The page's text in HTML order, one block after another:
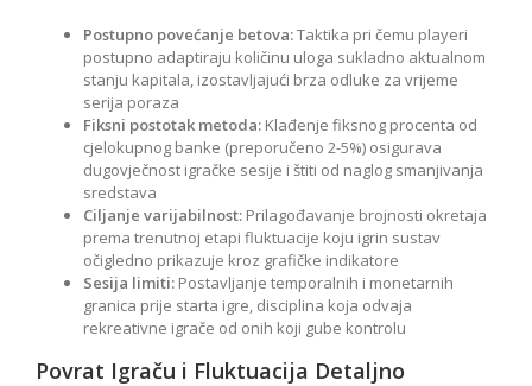
Postupno povećanje betova:Taktika pri čemu playeri
postupno adaptiraju količinu uloga sukladno aktualnom
stanju kapitala, izostavljajući brza odluke za vrijeme
serija poraza
Fiksni postotak metoda: Klađenje fiksnog procenta od
cjelokupnog banke (preporučeno 2-5%) osigurava
dugovječnost igračke sesije i štiti od naglog smanjivanja
sredstava
Ciljanje varijabilnost: Prilagođavanje brojnosti okretaja
prema trenutnoj etapi fluktuacije koju igrin sustav
očigledno prikazuje kroz grafičke indikatore
Sesija limiti: Postavljanje temporalnih i monetarnih
granica prije starta igre, disciplina koja odvaja
rekreativne igrače od onih koji gube kontrolu
Povrat Igraču i Fluktuacija Detaljno